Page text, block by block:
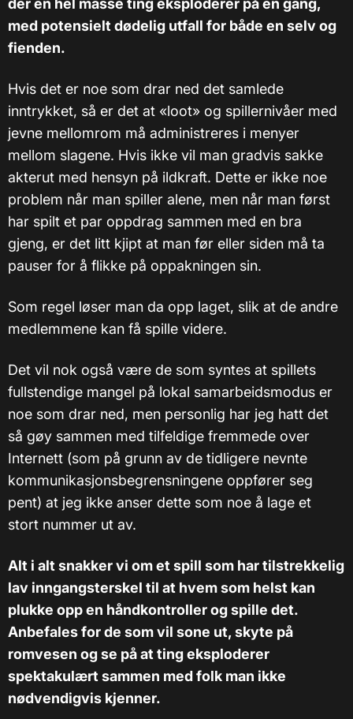
der en hel masse ting eksploderer på en gang,
med potensielt dødelig utfall for både en selv og
fienden.
Hvis det er noe som drar ned det samlede
inntrykket, så er det at «loot» og spillernivåer med
jevne mellomrom må administreres i menyer
mellom slagene. Hvis ikke vil man gradvis sakke
akterut med hensyn på ildkraft. Dette er ikke noe
problem når man spiller alene, men når man først
har spilt et par oppdrag sammen med en bra
gjeng, er det litt kjipt at man før eller siden må ta
pauser for å flikke på oppakningen sin.
Som regel løser man da opp laget, slik at de andre
medlemmene kan få spille videre.
Det vil nok også være de som syntes at spillets
fullstendige mangel på lokal samarbeidsmodus er
noe som drar ned, men personlig har jeg hatt det
så gøy sammen med tilfeldige fremmede over
Internett (som på grunn av de tidligere nevnte
kommunikasjonsbegrensningene oppfører seg
pent) at jeg ikke anser dette som noe å lage et
stort nummer ut av.
Alt i alt snakker vi om et spill som har tilstrekkelig
lav inngangsterskel til at hvem som helst kan
plukke opp en håndkontroller og spille det.
Anbefales for de som vil sone ut, skyte på
romvesen og se på at ting eksploderer
spektakulært sammen med folk man ikke
nødvendigvis kjenner.